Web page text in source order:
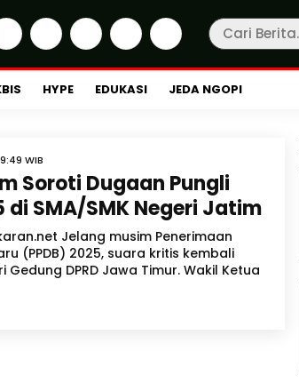
HYPE EDUKASI JEDA NGOPI
WIB
Soroti Dugaan Pungli
di SMA/SMK Negeri Jatim
Jelang musim Penerimaan
(PPDB) 2025, suara kritis kembali
DPRD Jawa Timur. Wakil Ketua